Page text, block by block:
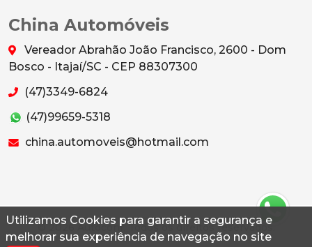
Utilizamos Cookies para garantir a segurança e
melhorar sua experiência de navegação no site
China Automóveis
Vereador Abrahão João Francisco, 2600 - Dom
Bosco - Itajaí/SC - CEP 88307300
(47)3349-6824
(47)99659-5318
china.automoveis@hotmail.com
© 2026 Autoconf. Todos os direitos reservados.